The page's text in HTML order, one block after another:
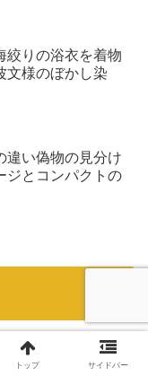
りの浴衣を着物
様のぼかし染
違い偽物の見分け
とコンパクトの
トップ サイドバー